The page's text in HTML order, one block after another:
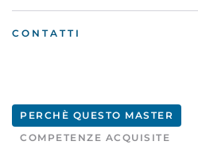
CONTATTI
PERCHÈ QUESTO MASTER
COMPETENZE ACQUISITE